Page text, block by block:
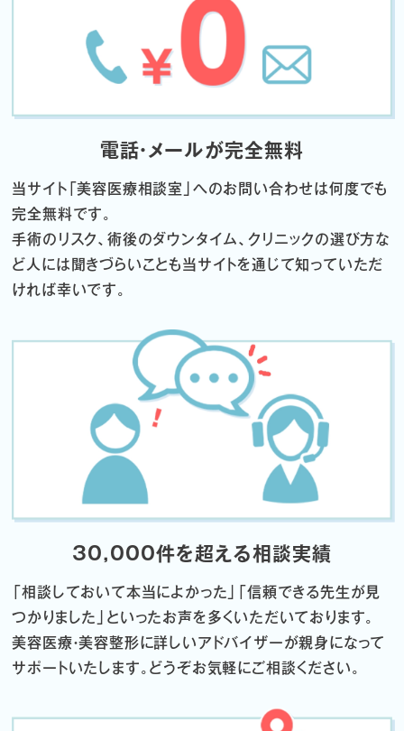
電話・メールが完全無料
当サイト「美容医療相談室」へのお問い合わせは何度でも
完全無料です。
手術のリスク、術後のダウンタイム、クリニックの選び方な
ど 人には聞きづらいことも当サイトを通じて知っていただ
ければ幸いです。
30,000件を超える相談実績
「相談しておいて本当によかった」「信頼できる先生が見
つかりました」 といったお声を多くいただいております。
美容医療・美容整形に詳しいアドバイザーが親身になって
サポートいたします。 どうぞお気軽にご相談ください。